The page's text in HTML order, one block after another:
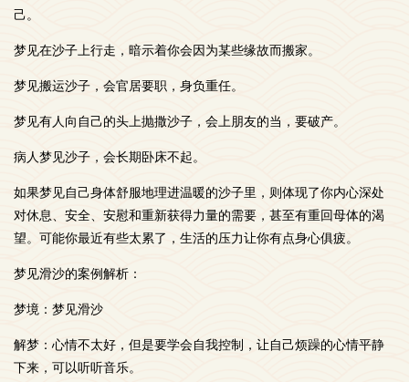
己。
梦见在沙子上行走，暗示着你会因为某些缘故而搬家。
梦见搬运沙子，会官居要职，身负重任。
梦见有人向自己的头上抛撒沙子，会上朋友的当，要破产。
病人梦见沙子，会长期卧床不起。
如果梦见自己身体舒服地理进温暖的沙子里，则体现了你内心深处
对休息、安全、安慰和重新获得力量的需要，甚至有重回母体的渴
望。可能你最近有些太累了，生活的压力让你有点身心俱疲。
梦见滑沙的案例解析：
梦境：梦见滑沙
解梦：心情不太好，但是要学会自我控制，让自己烦躁的心情平静
下来，可以听听音乐。